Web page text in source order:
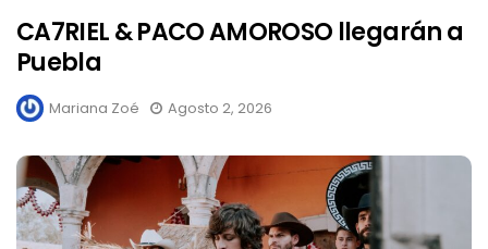
CA7RIEL & PACO AMOROSO llegarán a
Puebla
Mariana Zoé Agosto 2, 2026